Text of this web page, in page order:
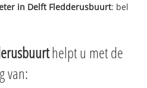
in Delft Fledderusbuurt: bel
helpt u met de
van: